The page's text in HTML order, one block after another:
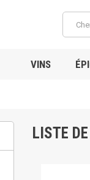
VINS
LISTE